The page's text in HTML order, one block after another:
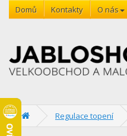
Domů Kontakty O nás
Regulace topení